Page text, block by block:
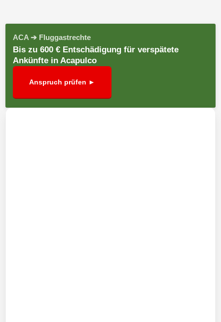
ACA ➔ Fluggastrechte
Bis zu 600 € Entschädigung für verspätete
Ankünfte in Acapulco
Anspruch prüfen ►